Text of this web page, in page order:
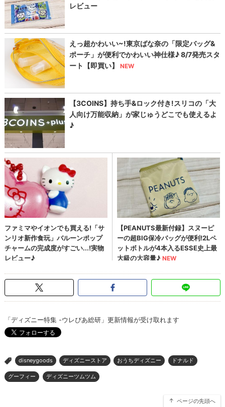
「ディズニー特集 -ウレぴあ総研」更新情報が受け取れます
> disneygoods ディズニーストア おうちディズニー ドナルド
グーフィー ディズニーツムツム
ページの先頭へ